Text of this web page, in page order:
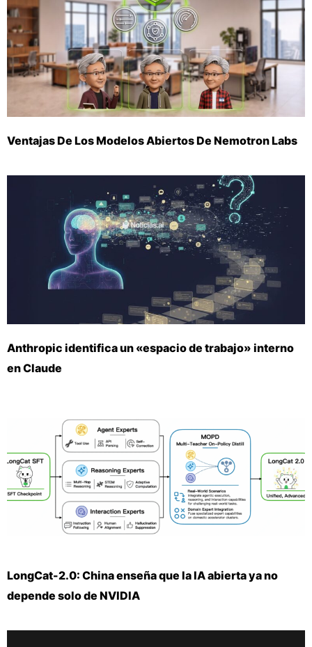
Ventajas De Los Modelos Abiertos De Nemotron Labs
Anthropic identifica un «espacio de trabajo» interno
en Claude
LongCat-2.0: China enseña que la IA abierta ya no
depende solo de NVIDIA